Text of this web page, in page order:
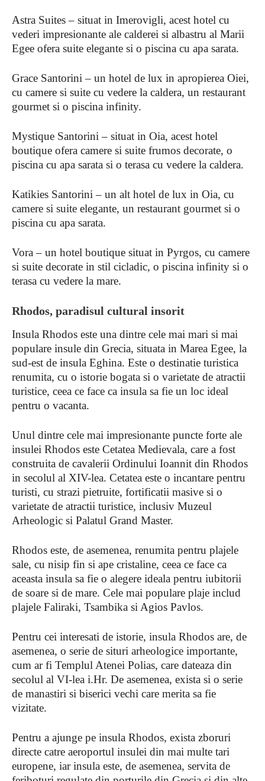
Astra Suites – situat in Imerovigli, acest hotel cu
vederi impresionante ale calderei si albastru al Marii
Egee ofera suite elegante si o piscina cu apa sarata.
Grace Santorini – un hotel de lux in apropierea Oiei,
cu camere si suite cu vedere la caldera, un restaurant
gourmet si o piscina infinity.
Mystique Santorini – situat in Oia, acest hotel
boutique ofera camere si suite frumos decorate, o
piscina cu apa sarata si o terasa cu vedere la caldera.
Katikies Santorini – un alt hotel de lux in Oia, cu
camere si suite elegante, un restaurant gourmet si o
piscina cu apa sarata.
Vora – un hotel boutique situat in Pyrgos, cu camere
si suite decorate in stil cicladic, o piscina infinity si o
terasa cu vedere la mare.
Rhodos, paradisul cultural insorit
Insula Rhodos este una dintre cele mai mari si mai
populare insule din Grecia, situata in Marea Egee, la
sud-est de insula Eghina. Este o destinatie turistica
renumita, cu o istorie bogata si o varietate de atractii
turistice, ceea ce face ca insula sa fie un loc ideal
pentru o vacanta.
Unul dintre cele mai impresionante puncte forte ale
insulei Rhodos este Cetatea Medievala, care a fost
construita de cavalerii Ordinului Ioannit din Rhodos
in secolul al XIV-lea. Cetatea este o incantare pentru
turisti, cu strazi pietruite, fortificatii masive si o
varietate de atractii turistice, inclusiv Muzeul
Arheologic si Palatul Grand Master.
Rhodos este, de asemenea, renumita pentru plajele
sale, cu nisip fin si ape cristaline, ceea ce face ca
aceasta insula sa fie o alegere ideala pentru iubitorii
de soare si de mare. Cele mai populare plaje includ
plajele Faliraki, Tsambika si Agios Pavlos.
Pentru cei interesati de istorie, insula Rhodos are, de
asemenea, o serie de situri arheologice importante,
cum ar fi Templul Atenei Polias, care dateaza din
secolul al VI-lea i.Hr. De asemenea, exista si o serie
de manastiri si biserici vechi care merita sa fie
vizitate.
Pentru a ajunge pe insula Rhodos, exista zboruri
directe catre aeroportul insulei din mai multe tari
europene, iar insula este, de asemenea, servita de